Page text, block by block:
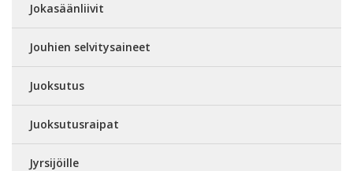
Jokasäänliivit
Jouhien selvitysaineet
Juoksutus
Juoksutusraipat
Jyrsijöille